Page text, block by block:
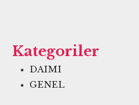
Kategoriler
DAIMI
GENEL